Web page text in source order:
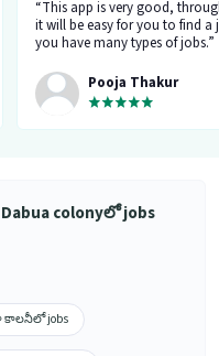
“This app is very good,
it will be easy for you to find a
you have many types of jobs.”
Pooja Thakur
colonyలో jobs
కాలనీలో jobs